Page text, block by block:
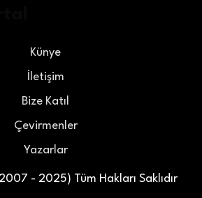
- 2025) Tüm Hakları Saklıdır
Künye
İletişim
Bize Katıl
Çevirmenler
Yazarlar